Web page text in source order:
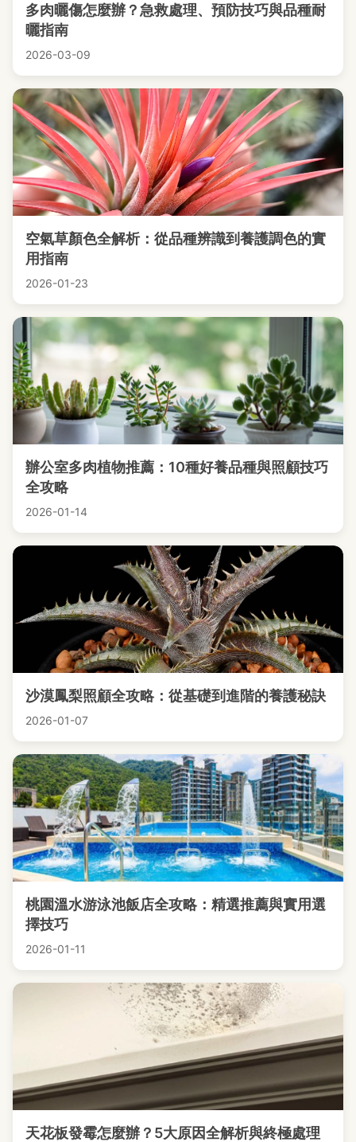
多肉曬傷怎麼辦？急救處理、預防技巧與品種耐
曬指南
2026-03-09
空氣草顏色全解析：從品種辨識到養護調色的實
用指南
2026-01-23
辦公室多肉植物推薦：10種好養品種與照顧技巧
全攻略
2026-01-14
沙漠鳳梨照顧全攻略：從基礎到進階的養護秘訣
2026-01-07
桃園溫水游泳池飯店全攻略：精選推薦與實用選
擇技巧
2026-01-11
天花板發霉怎麼辦？5大原因全解析與終極處理